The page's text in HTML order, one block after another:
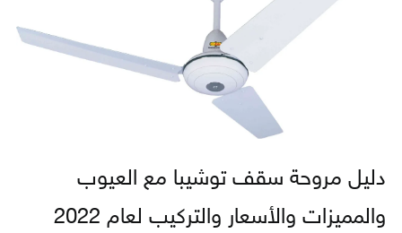
دليل مروحة سقف توشيبا مع العيوب
والمميزات والأسعار والتركيب لعام 2022